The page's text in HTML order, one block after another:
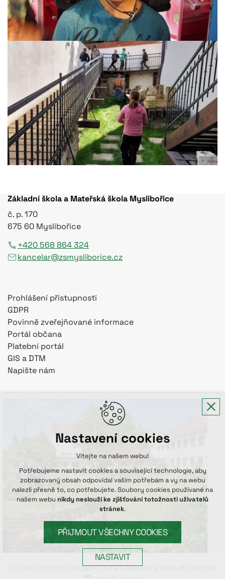
Základní škola a Mateřská škola Myslibořice
č. p. 170
675 60 Myslibořice
+420 568 864 324
kancelar@zsmysliborice.cz
Prohlášení přístupnosti
GDPR
Povinně zveřejňované informace
Portál občana
Platební portál
GIS a DTM
Napište nám
© 2026 Copyright Základní škola a Mateřská škola Myslibořice
Nastavení cookies
Vítejte na našem webu!
Potřebujeme nastavit cookies a související technologie, aby
zobrazovaný obsah odpovídal vašim potřebám a vy na webu
nalezli přesně to, co potřebujete. Soubory cookies používané na
našem webu nikdy neslouží ke zjišťování totožnosti uživatelů
stránek.
PŘIJMOUT VŠECHNY COOKIES
NASTAVIT